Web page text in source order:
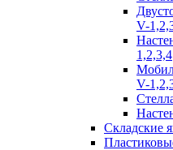
V-
1,2,3,4
V-
Складские